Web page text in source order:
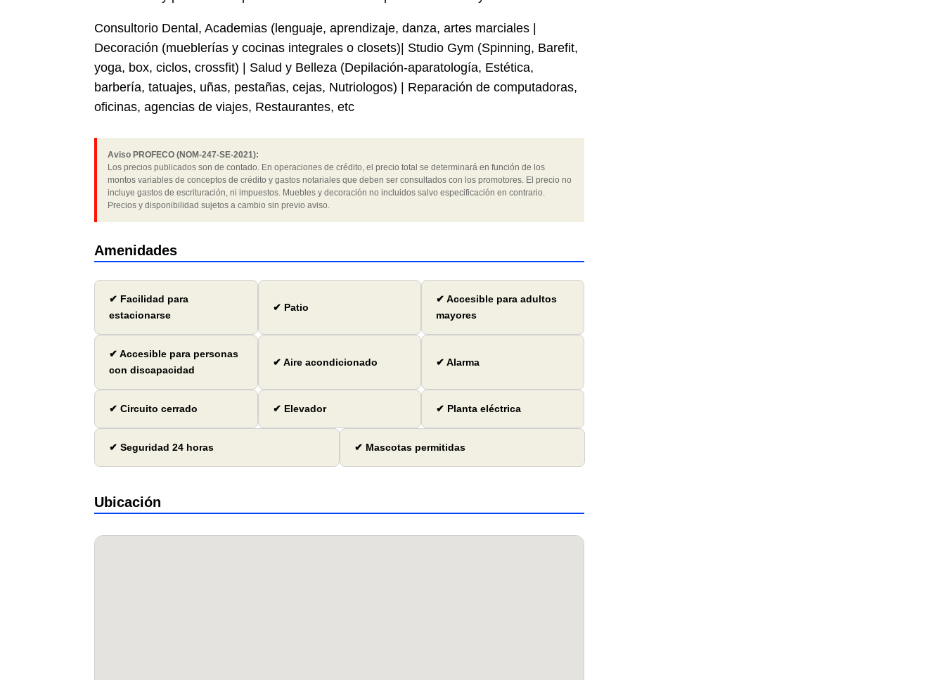
Consultorio Dental, Academias (lenguaje, aprendizaje, danza, artes marciales |
Decoración (mueblerías y cocinas integrales o closets)| Studio Gym (Spinning, Barefit,
yoga, box, ciclos, crossfit) | Salud y Belleza (Depilación-aparatología, Estética,
barbería, tatuajes, uñas, pestañas, cejas, Nutriologos) | Reparación de computadoras,
oficinas, agencias de viajes, Restaurantes, etc
Aviso PROFECO (NOM-247-SE-2021):
Los precios publicados son de contado. En operaciones de crédito, el precio total se determinará en función de los
montos variables de conceptos de crédito y gastos notariales que deben ser consultados con los promotores. El precio no
incluye gastos de escrituración, ni impuestos. Muebles y decoración no incluidos salvo especificación en contrario.
Precios y disponibilidad sujetos a cambio sin previo aviso.
Amenidades
✔ Facilidad para
estacionarse
✔ Patio
✔ Accesible para adultos
mayores
✔ Accesible para personas
con discapacidad
✔ Aire acondicionado ✔ Alarma
✔ Circuito cerrado ✔ Elevador ✔ Planta eléctrica
✔ Seguridad 24 horas ✔ Mascotas permitidas
Ubicación